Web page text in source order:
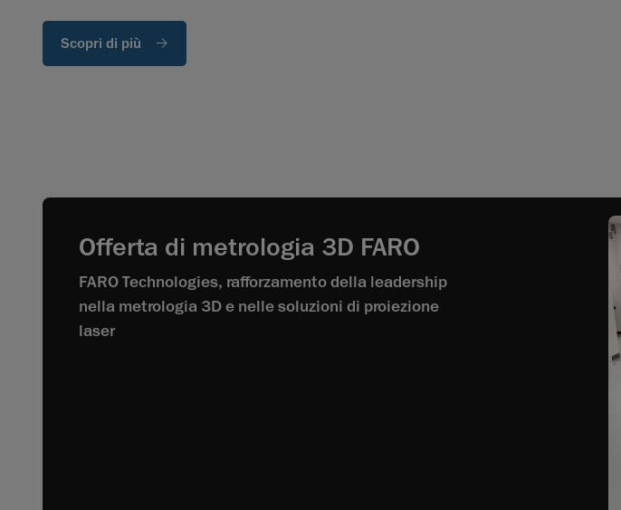
Scopri di più
Offerta di metrologia 3D FARO
FARO Technologies, rafforzamento della leadership
nella metrologia 3D e nelle soluzioni di proiezione
laser